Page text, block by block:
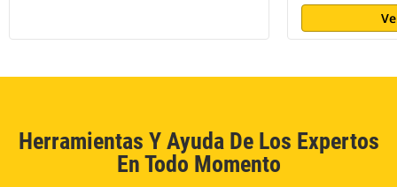
Herramientas Y Ayuda De Los Expertos
En Todo Momento